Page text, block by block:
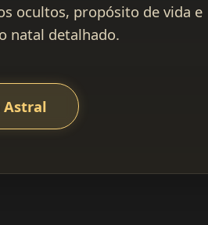
ocultos, propósito de vida e
natal detalhado.
Astral